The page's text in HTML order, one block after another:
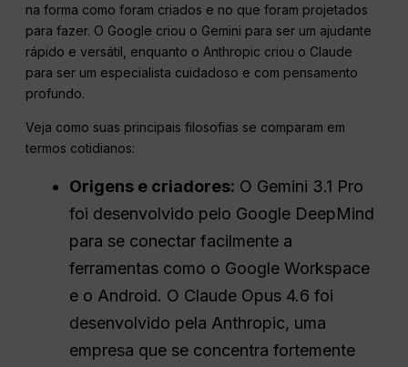
na forma como foram criados e no que foram projetados
para fazer. O Google criou o Gemini para ser um ajudante
rápido e versátil, enquanto o Anthropic criou o Claude
para ser um especialista cuidadoso e com pensamento
profundo.
Veja como suas principais filosofias se comparam em
termos cotidianos:
Origens e criadores: O Gemini 3.1 Pro
foi desenvolvido pelo Google DeepMind
para se conectar facilmente a
ferramentas como o Google Workspace
e o Android. O Claude Opus 4.6 foi
desenvolvido pela Anthropic, uma
empresa que se concentra fortemente